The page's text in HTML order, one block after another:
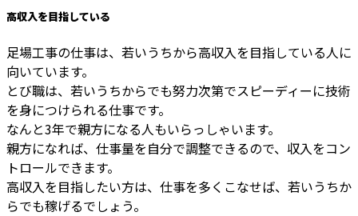
高収入を目指している
足場工事の仕事は、若いうちから高収入を目指している人に
向いています。
とび職は、若いうちからでも努力次第でスピーディーに技術
を身につけられる仕事です。
なんと3年で親方になる人もいらっしゃいます。
親方になれば、仕事量を自分で調整できるので、収入をコン
トロールできます。
高収入を目指したい方は、仕事を多くこなせば、若いうちか
らでも稼げるでしょう。